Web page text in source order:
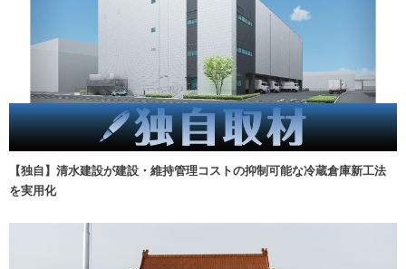
【独自】清水建設が建設・維持管理コストの抑制可能な冷蔵倉庫新工法
を実用化